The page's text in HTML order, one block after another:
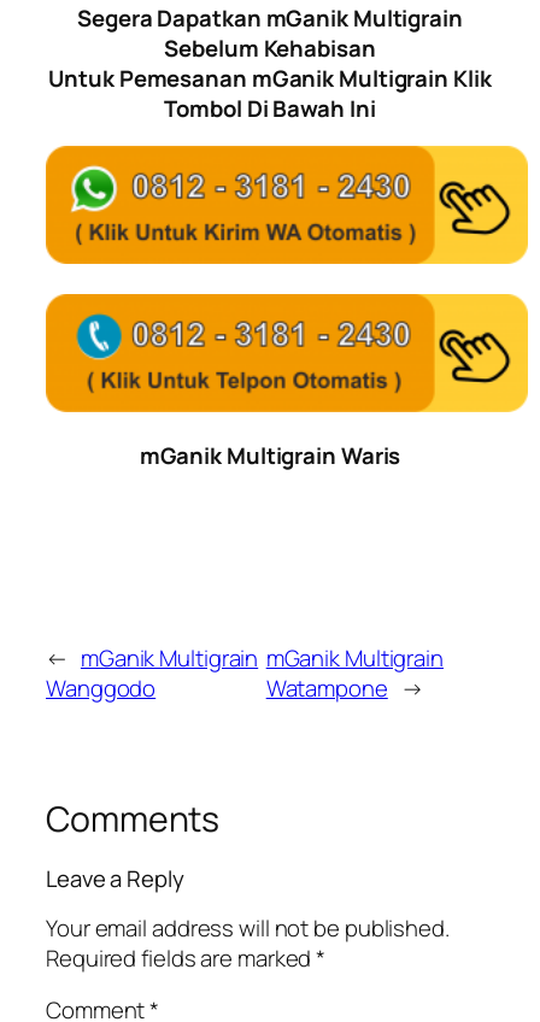
Segera Dapatkan mGanik Multigrain
Sebelum Kehabisan
Untuk Pemesanan mGanik Multigrain Klik
Tombol Di Bawah Ini
mGanik Multigrain Waris
← mGanik Multigrain
Wanggodo
mGanik Multigrain
Watampone →
Comments
Leave a Reply
Your email address will not be published.
Required fields are marked*
Comment*